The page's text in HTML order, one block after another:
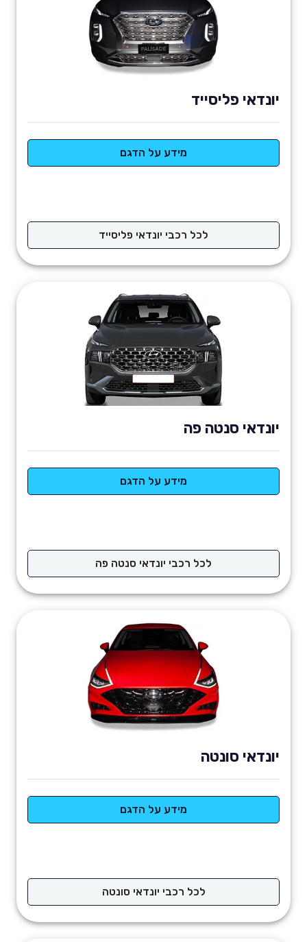
יונדאי פליסייד
מידע על הדגם
לכל רכבי יונדאי פליסייד
יונדאי סנטה פה
מידע על הדגם
לכל רכבי יונדאי סנטה פה
יונדאי סונטה
מידע על הדגם
לכל רכבי יונדאי סונטה